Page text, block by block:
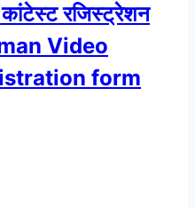
कांटेस्ट रजिस्ट्रेशन
Video
form